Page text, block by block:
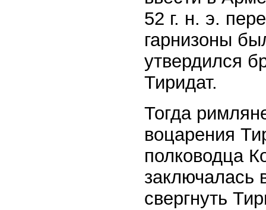
52 г. н. э.
гарнизоны
утвердился
Тиридат.
Тогда
воцарения
полководца
заключалась
свергнуть